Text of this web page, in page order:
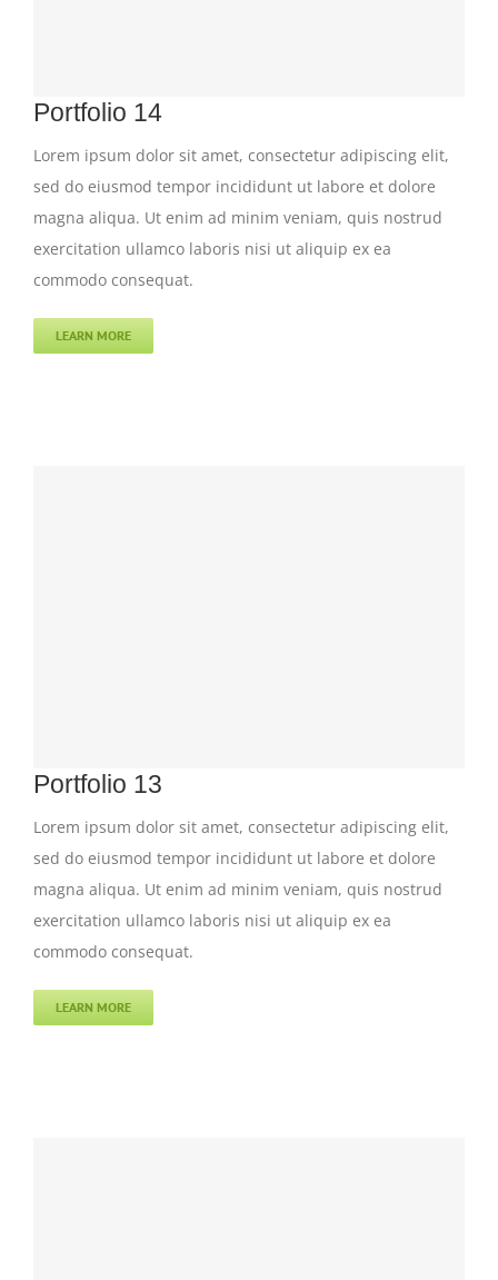
Portfolio 14
Lorem ipsum dolor sit amet, consectetur adipiscing elit,
sed do eiusmod tempor incididunt ut labore et dolore
magna aliqua. Ut enim ad minim veniam, quis nostrud
exercitation ullamco laboris nisi ut aliquip ex ea
commodo consequat.
LEARN MORE
Portfolio 13
Lorem ipsum dolor sit amet, consectetur adipiscing elit,
sed do eiusmod tempor incididunt ut labore et dolore
magna aliqua. Ut enim ad minim veniam, quis nostrud
exercitation ullamco laboris nisi ut aliquip ex ea
commodo consequat.
LEARN MORE